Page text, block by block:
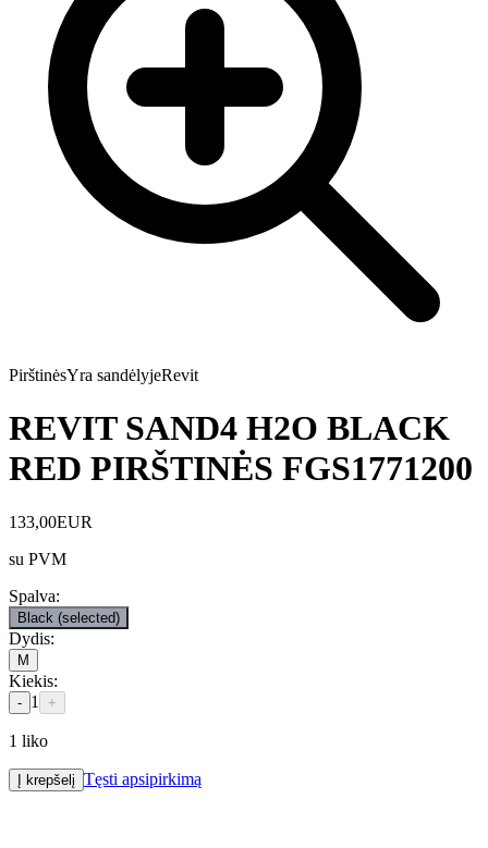
PirštinėsYra sandėlyjeRevit
REVIT SAND4 H2O BLACK
RED PIRŠTINĖS FGS1771200
133,00EUR
su PVM
Spalva:
Black (selected)
Dydis:
M
Kiekis:
- 1 +
1 liko
Į krepšelį Tęsti apsipirkimą